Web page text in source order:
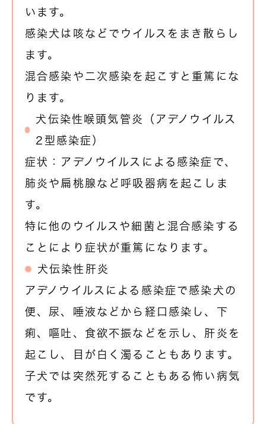
います。
感染犬は咳などでウイルスをまき散らし
ます。
混合感染や二次感染を起こすと重篤にな
ります。
犬伝染性喉頭気管炎（アデノウイルス
2型感染症）
症状：アデノウイルスによる感染症で、
肺炎や扁桃腺など呼吸器病を起こしま
す。
特に他のウイルスや細菌と混合感染する
ことにより症状が重篤になります。
犬伝染性肝炎
アデノウイルスによる感染症で感染犬の
便、尿、唾液などから経口感染し、下
痢、嘔吐、食欲不振などを示し、肝炎を
起こし、目が白く濁ることもあります。
子犬では突然死することもある怖い病気
です。